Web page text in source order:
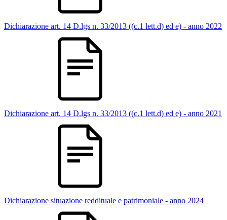
Dichiarazione art. 14 D.lgs n. 33/2013 ((c.1 lett.d) ed e) - anno 2022
Dichiarazione art. 14 D.lgs n. 33/2013 ((c.1 lett.d) ed e) - anno 2021
Dichiarazione situazione reddituale e patrimoniale - anno 2024